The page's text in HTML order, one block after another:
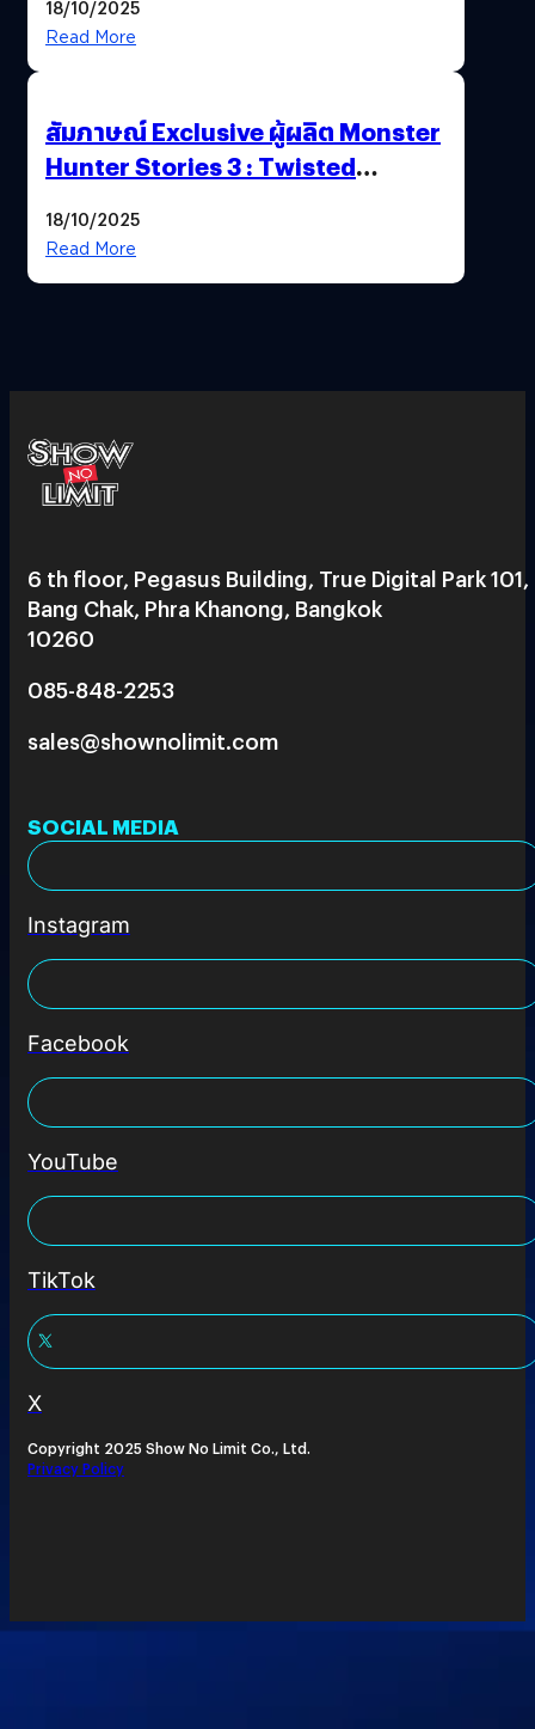
18/10/2025
Read More
สัมภาษณ์ Exclusive ผู้ผลิต Monster
Hunter Stories 3 : Twisted
สวยฉ่ำ !
18/10/2025
Read More
6 th floor, Pegasus Building, True Digital Park 101,
Bang Chak, Phra Khanong, Bangkok
10260
085-848-2253
sales@shownolimit.com
SOCIAL MEDIA
Instagram
Facebook
YouTube
TikTok
X
Copyright 2025 Show No Limit Co., Ltd.
Privacy Policy